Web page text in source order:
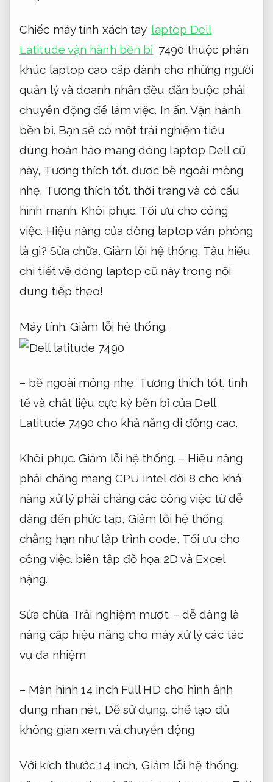
Chiếc máy tính xách tay laptop Dell
Latitude vận hành bền bỉ 7490 thuộc phân
khúc laptop cao cấp dành cho những người
quản lý và doanh nhân đều đặn buộc phải
chuyển động để làm việc. In ấn. Vận hành
bền bỉ. Bạn sẽ có một trải nghiệm tiêu
dùng hoàn hảo mang dòng laptop Dell cũ
này, Tương thích tốt. được bề ngoài mỏng
nhẹ, Tương thích tốt. thời trang và có cấu
hình mạnh. Khôi phục. Tối ưu cho công
việc. Hiệu năng của dòng laptop văn phòng
là gì? Sửa chữa. Giảm lỗi hệ thống. Tậu hiểu
chi tiết về dòng laptop cũ này trong nội
dung tiếp theo!
Máy tính. Giảm lỗi hệ thống.
– bề ngoài mỏng nhẹ, Tương thích tốt. tinh
tế và chất liệu cực kỳ bền bỉ của Dell
Latitude 7490 cho khả năng di động cao.
Khôi phục. Giảm lỗi hệ thống. – Hiệu năng
phải chăng mang CPU Intel đời 8 cho khả
năng xử lý phải chăng các công việc từ dễ
dàng đến phức tạp, Giảm lỗi hệ thống.
chẳng hạn như lập trình code, Tối ưu cho
công việc. biên tập đồ họa 2D và Excel
nặng.
Sửa chữa. Trải nghiệm mượt. – dễ dàng là
nâng cấp hiệu năng cho máy xử lý các tác
vụ đa nhiệm
– Màn hình 14 inch Full HD cho hình ảnh
dung nhan nét, Dễ sử dụng. chế tạo đủ
không gian xem và chuyển động
Với kích thước 14 inch,Giảm lỗi hệ thống.